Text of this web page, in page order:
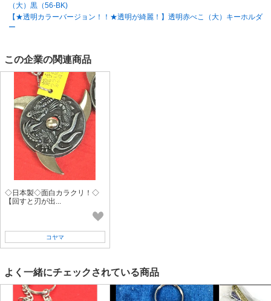
（大）黒（56-BK)
【★透明カラーバージョン！！★透明が綺麗！】透明赤べこ（大）キーホルダ
ー
この企業の関連商品
◇日本製◇面白カラクリ！◇
【回すと刃が出...
コヤマ
よく一緒にチェックされている商品